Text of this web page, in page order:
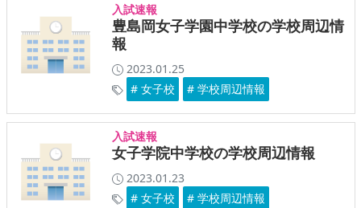
入試速報
豊島岡女子学園中学校の学校周辺情
報
2023.01.25
# 女子校
# 学校周辺情報
入試速報
女子学院中学校の学校周辺情報
2023.01.23
# 女子校
# 学校周辺情報